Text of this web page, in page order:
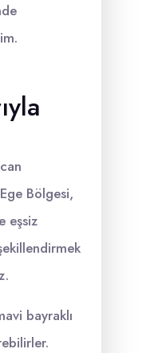
Bölgesi,
eşsiz
bayraklı